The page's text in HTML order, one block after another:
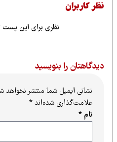
کاربران
نظری برای این پست
را بنویسید
نشانی ایمیل شما منتشر نخواهد شد.
علامت‌گذاری شده‌اند*